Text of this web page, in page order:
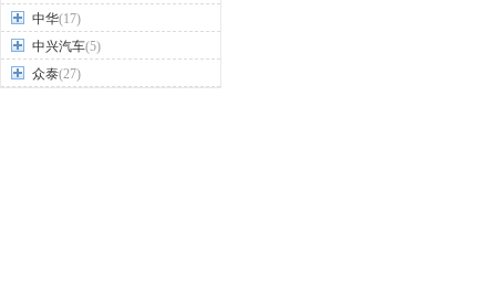
中华(17)
中兴汽车(5)
众泰(27)